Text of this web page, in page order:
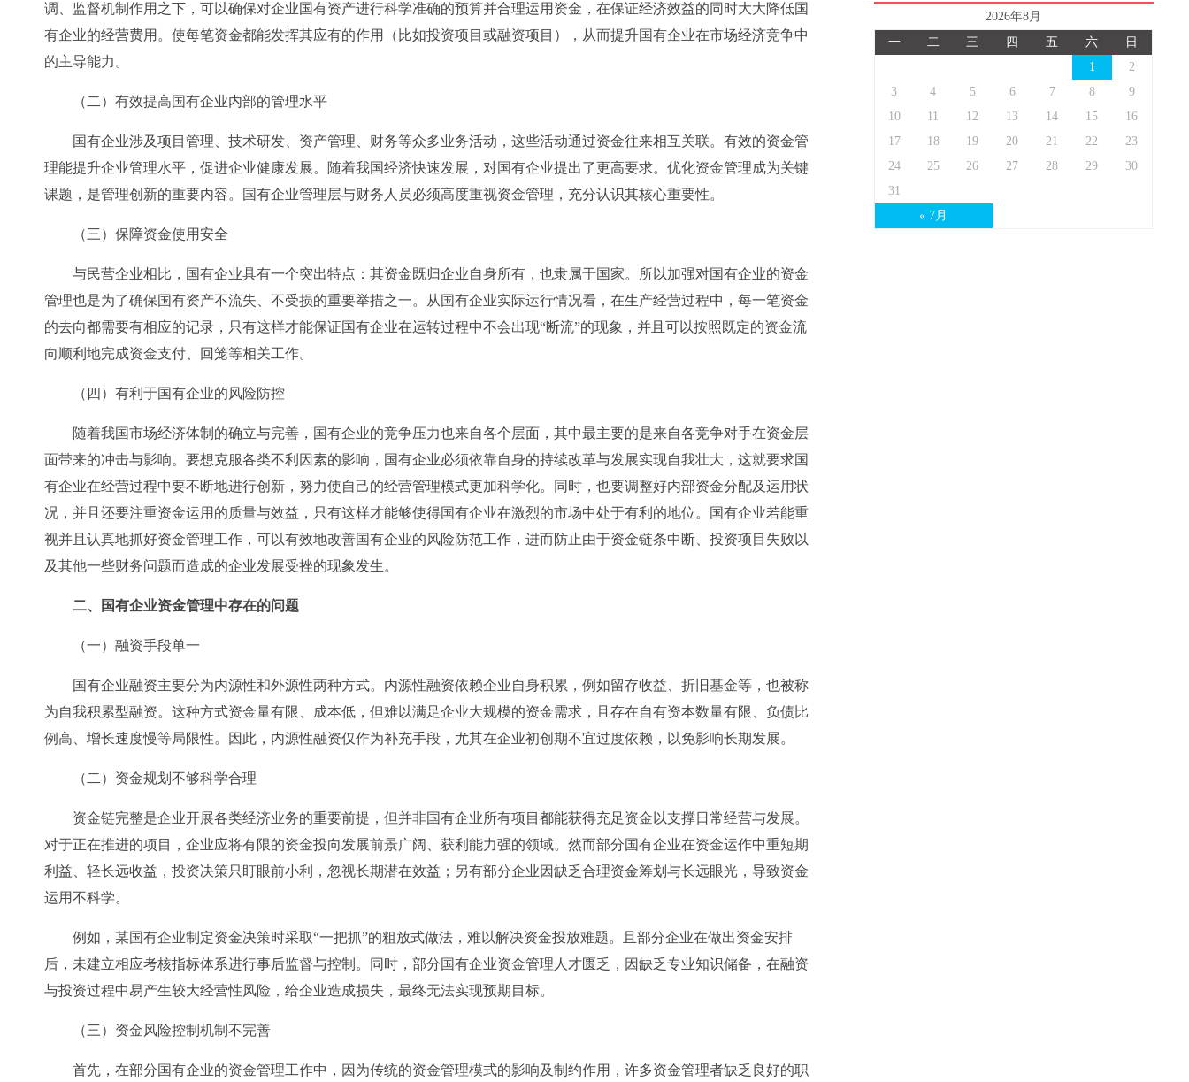
调、监督机制作用之下，可以确保对企业国有资产进行科学准确的预算并合理运用资金，在保证经济效益的同时大大降低国
有企业的经营费用。使每笔资金都能发挥其应有的作用（比如投资项目或融资项目），从而提升国有企业在市场经济竞争中
的主导能力。
（二）有效提高国有企业内部的管理水平
国有企业涉及项目管理、技术研发、资产管理、财务等众多业务活动，这些活动通过资金往来相互关联。有效的资金管
理能提升企业管理水平，促进企业健康发展。随着我国经济快速发展，对国有企业提出了更高要求。优化资金管理成为关键
课题，是管理创新的重要内容。国有企业管理层与财务人员必须高度重视资金管理，充分认识其核心重要性。
（三）保障资金使用安全
与民营企业相比，国有企业具有一个突出特点：其资金既归企业自身所有，也隶属于国家。所以加强对国有企业的资金
管理也是为了确保国有资产不流失、不受损的重要举措之一。从国有企业实际运行情况看，在生产经营过程中，每一笔资金
的去向都需要有相应的记录，只有这样才能保证国有企业在运转过程中不会出现“断流”的现象，并且可以按照既定的资金流
向顺利地完成资金支付、回笼等相关工作。
（四）有利于国有企业的风险防控
随着我国市场经济体制的确立与完善，国有企业的竞争压力也来自各个层面，其中最主要的是来自各竞争对手在资金层
面带来的冲击与影响。要想克服各类不利因素的影响，国有企业必须依靠自身的持续改革与发展实现自我壮大，这就要求国
有企业在经营过程中要不断地进行创新，努力使自己的经营管理模式更加科学化。同时，也要调整好内部资金分配及运用状
况，并且还要注重资金运用的质量与效益，只有这样才能够使得国有企业在激烈的市场中处于有利的地位。国有企业若能重
视并且认真地抓好资金管理工作，可以有效地改善国有企业的风险防范工作，进而防止由于资金链条中断、投资项目失败以
及其他一些财务问题而造成的企业发展受挫的现象发生。
二、国有企业资金管理中存在的问题
（一）融资手段单一
国有企业融资主要分为内源性和外源性两种方式。内源性融资依赖企业自身积累，例如留存收益、折旧基金等，也被称
为自我积累型融资。这种方式资金量有限、成本低，但难以满足企业大规模的资金需求，且存在自有资本数量有限、负债比
例高、增长速度慢等局限性。因此，内源性融资仅作为补充手段，尤其在企业初创期不宜过度依赖，以免影响长期发展。
（二）资金规划不够科学合理
资金链完整是企业开展各类经济业务的重要前提，但并非国有企业所有项目都能获得充足资金以支撑日常经营与发展。
对于正在推进的项目，企业应将有限的资金投向发展前景广阔、获利能力强的领域。然而部分国有企业在资金运作中重短期
利益、轻长远收益，投资决策只盯眼前小利，忽视长期潜在效益；另有部分企业因缺乏合理资金筹划与长远眼光，导致资金
运用不科学。
例如，某国有企业制定资金决策时采取“一把抓”的粗放式做法，难以解决资金投放难题。且部分企业在做出资金安排
后，未建立相应考核指标体系进行事后监督与控制。同时，部分国有企业资金管理人才匮乏，因缺乏专业知识储备，在融资
与投资过程中易产生较大经营性风险，给企业造成损失，最终无法实现预期目标。
（三）资金风险控制机制不完善
首先，在部分国有企业的资金管理工作中，因为传统的资金管理模式的影响及制约作用，许多资金管理者缺乏良好的职
2026年8月
一
二 三 四 五 六 日
« 7月
1
2
3
4 5 6 7 8
9
10
11 12 13 14 15
16
17
18 19 20 21 22
23
24
25 26 27 28 29
30
31